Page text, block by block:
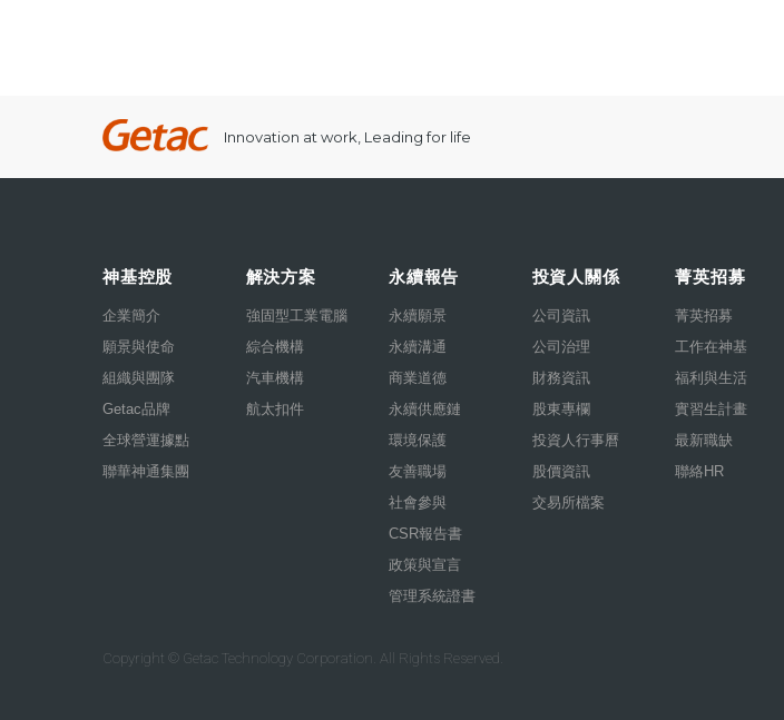
Innovation at work, Leading for life
神基控股
企業簡介
願景與使命
組織與團隊
Getac品牌
全球營運據點
聯華神通集團
解決方案
強固型工業電腦
綜合機構
汽車機構
航太扣件
永續報告
永續願景
永續溝通
商業道德
永續供應鏈
環境保護
友善職場
社會參與
CSR報告書
政策與宣言
管理系統證書
投資人關係
公司資訊
公司治理
財務資訊
股東專欄
投資人行事曆
股價資訊
交易所檔案
菁英招募
菁英招募
工作在神基
福利與生活
實習生計畫
最新職缺
聯絡HR
Copyright © Getac Technology Corporation. All Rights Reserved.